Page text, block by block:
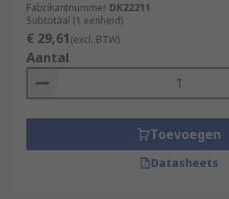
Fabrikantnummer DK22211
Subtotaal (1 eenheid)
€ 29,61(excl. BTW)
Aantal
Toevoegen
Datasheets